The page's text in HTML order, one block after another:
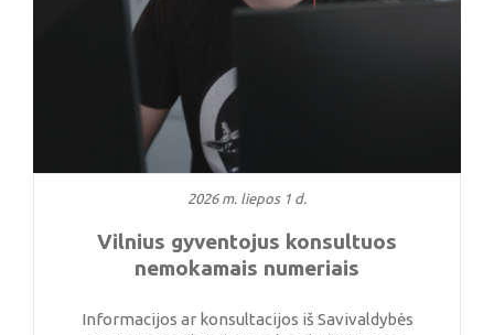
2026 m. liepos 1 d.
Vilnius gyventojus konsultuos
nemokamais numeriais
Informacijos ar konsultacijos iš Savivaldybės